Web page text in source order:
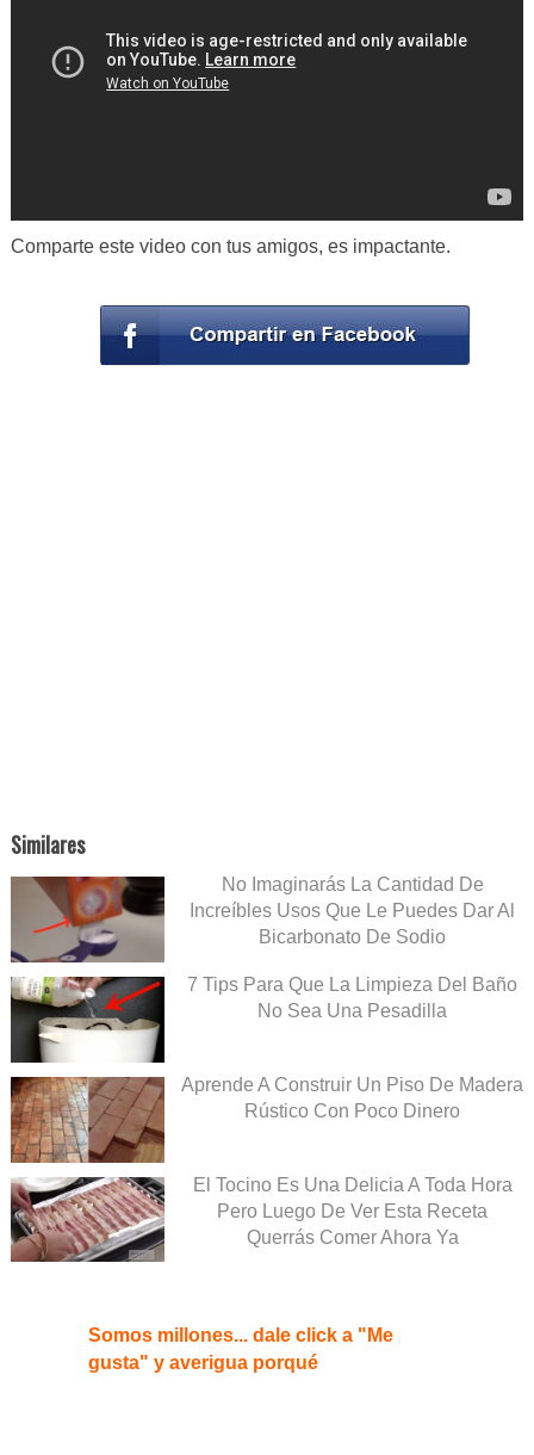
Comparte este video con tus amigos, es impactante.
Similares
No Imaginarás La Cantidad De
Increíbles Usos Que Le Puedes Dar Al
Bicarbonato De Sodio
7 Tips Para Que La Limpieza Del Baño
No Sea Una Pesadilla
Aprende A Construir Un Piso De Madera
Rústico Con Poco Dinero
El Tocino Es Una Delicia A Toda Hora
Pero Luego De Ver Esta Receta
Querrás Comer Ahora Ya
Somos millones... dale click a "Me
gusta" y averigua porqué